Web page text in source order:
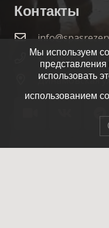
Контакты
+7 (495) 676-
Динамовская
Мы используем
использовать
использованием